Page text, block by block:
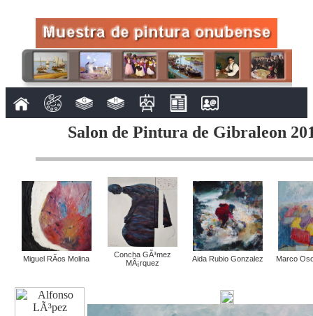
Salon de Pintura de Gibraleon
Miguel RÃ­os Molina
Concha GÃ³mez
MÃ¡rquez
Aida Rubio Gonzalez Marco